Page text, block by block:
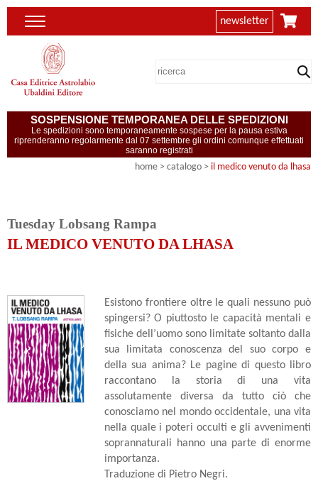
newsletter
SOSPENSIONE TEMPORANEA DELLE SPEDIZIONI
Le spedizioni sono temporaneamente sospese per la pausa estiva
riprenderanno regolarmente dal 07 settembre gli ordini comunque effettuati
saranno registrati
home > catalogo > il medico venuto da lhasa
Tuesday Lobsang Rampa
IL MEDICO VENUTO DA LHASA
Esistono frontiere oltre le quali nessuno può
spingersi? O piuttosto le capacità mentali e
fisiche dell’uomo sono limitate soltanto dalla
sua limitata conoscenza del suo corpo e
della sua anima? Le pagine di questo libro
raccontano la storia di una vita
assolutamente diversa da tutto ciò che
conosciamo nel mondo occidentale, una vita
nella quale i poteri occulti e gli avvenimenti
soprannaturali hanno una parte di enorme
importanza.
Traduzione di Pietro Negri.